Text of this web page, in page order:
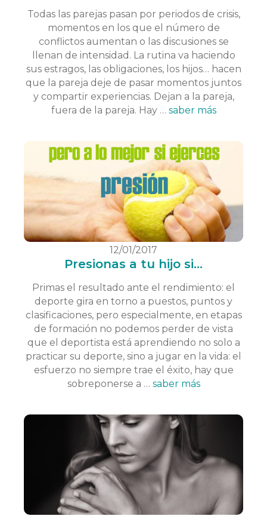
Todas las parejas pasan por periodos de crisis,
momentos en los que el número de
conflictos aumentan o las discusiones se
llenan de intensidad. La rutina va haciendo
sus estragos, las obligaciones, los hijos… hacen
que la pareja deje de pasar momentos juntos
y compartir experiencias. Dejan a la pareja,
fuera de la pareja. Hay … saber más
12/01/2017
Presionas a tu hijo si...
Primas el resultado ante el rendimiento: el
deporte gira en torno a puestos, puntos y
clasificaciones, pero especialmente, en etapas
de formación no podemos perder de vista
que el deportista está aprendiendo no solo a
practicar su deporte, sino a jugar en la vida: el
esfuerzo no siempre trae el éxito, hay que
sobreponerse a … saber más